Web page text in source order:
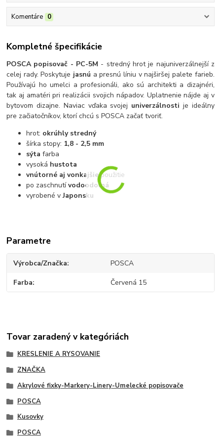
Komentáre 0
Kompletné špecifikácie
POSCA popisovač - PC-5M - stredný hrot je najuniverzálnejší z
celej rady. Poskytuje jasnú a presnú líniu v najširšej palete farieb.
Používajú ho umelci a profesionáli, ako sú architekti a dizajnéri,
tak aj amatéri pri realizácii svojich nápadov. Uplatnenie nájde aj v
bytovom dizajne. Naviac vďaka svojej univerzálnosti je ideálny
pre začiatočníkov, ktorí chcú s POSCA začať tvoriť.
hrot: okrúhly stredný
šírka stopy: 1,8 - 2,5 mm
sýtafarba
vysoká hustota
vnútorné aj vonkajšiepoužitie
po zaschnutívodoodolná
vyrobené vJaponsku
Parametre
Výrobca/Značka POSCA
Farba Červená 15
Tovar zaradený v kategóriách
KRESLENIE A RYSOVANIE
ZNAČKA
Akrylové fixky-Markery-Linery-Umelecké popisovače
POSCA
Kusovky
POSCA